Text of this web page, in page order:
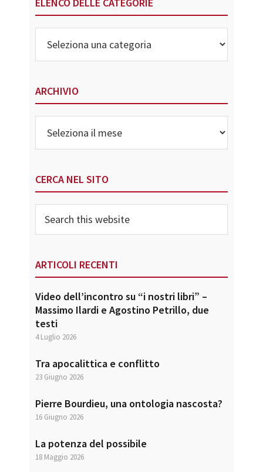
ELENCO DELLE CATEGORIE
delle
Categorie
ARCHIVIO
CERCA NEL SITO
this
ARTICOLI RECENTI
Video dell’incontro su “i nostri libri” –
Massimo Ilardi e Agostino Petrillo, due
testi
4 Luglio 2026
Tra apocalittica e conflitto
23 Giugno 2026
Pierre Bourdieu, una ontologia nascosta?
16 Giugno 2026
La potenza del possibile
18 Maggio 2026